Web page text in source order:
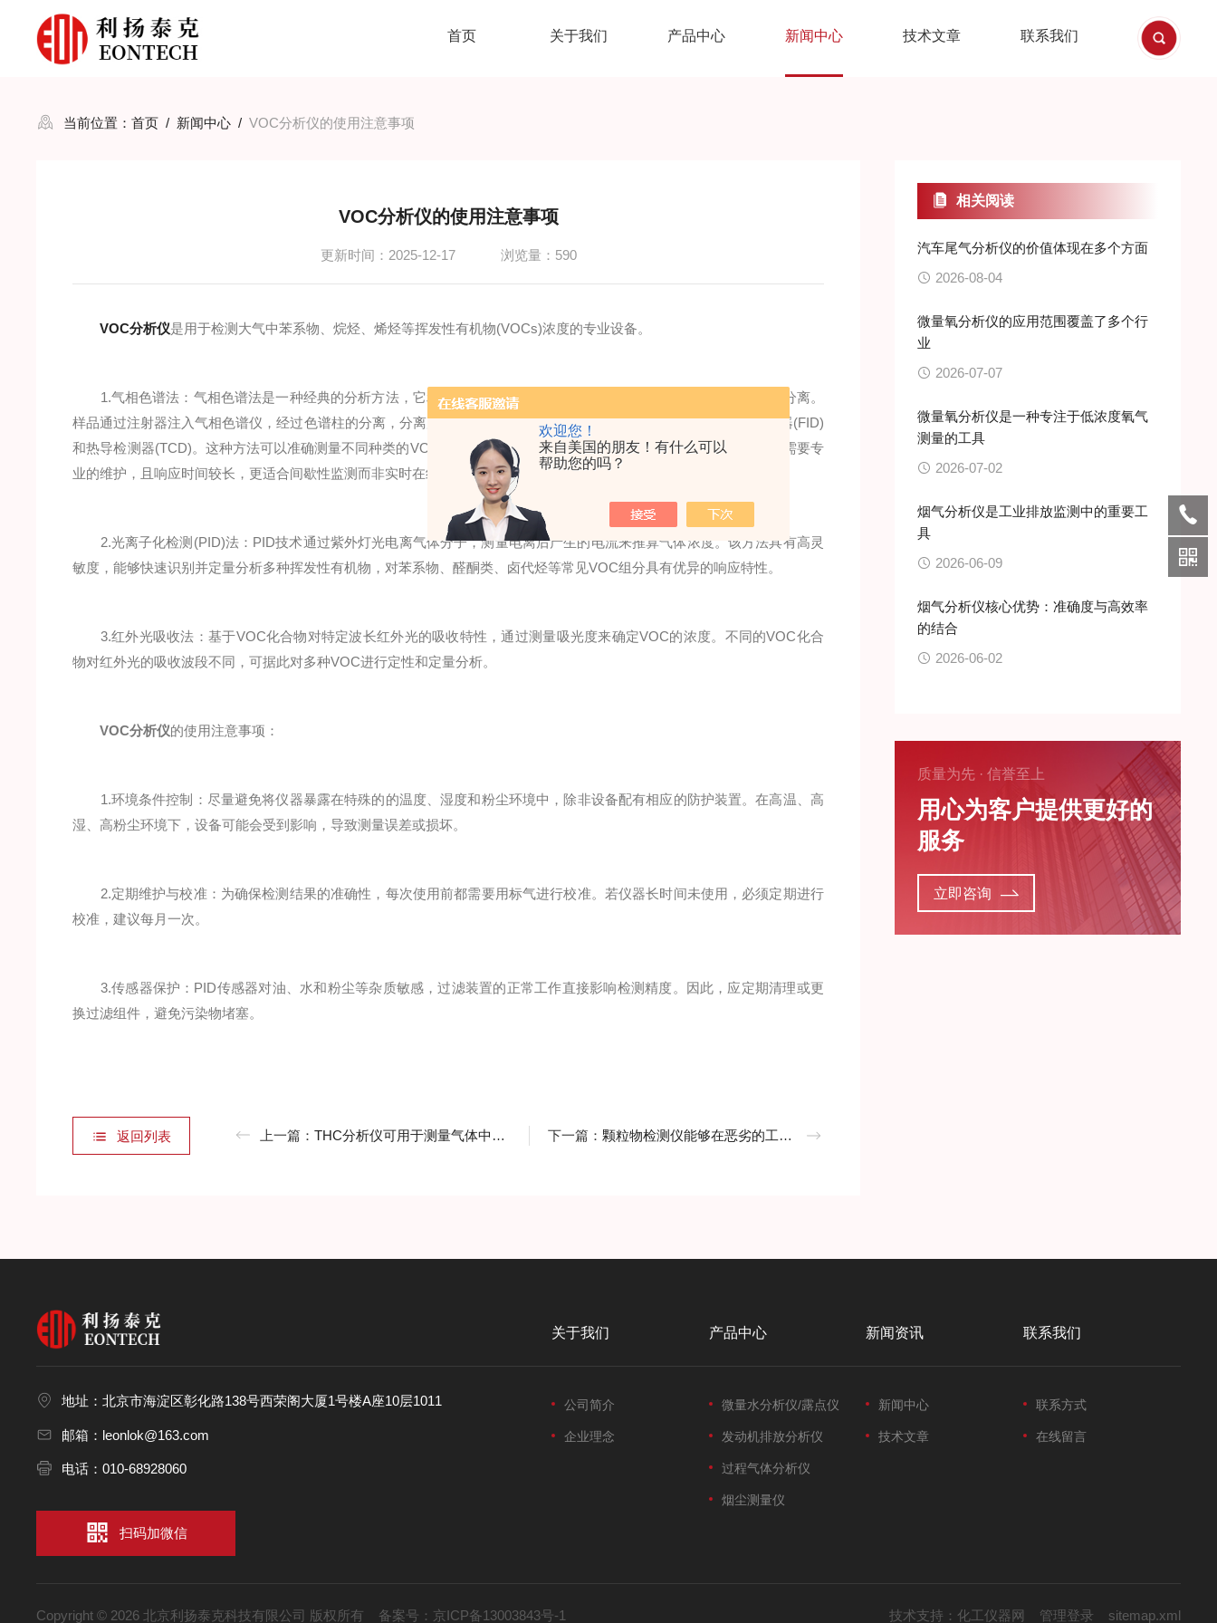
欢迎您！
来自美国的朋友！有什么可以
帮助您的吗？
首页 关于我们 产品中心 新闻中心 技术文章 联系我们
当前位置：首页 / 新闻中心 /VOC分析仪的使用注意事项
VOC分析仪的使用注意事项
更新时间：2025-12-17 浏览量：590
VOC分析仪是用于检测大气中苯系物、烷烃、烯烃等挥发性有机物(VOCs)浓度的专业设备。
1.气相色谱法：气相色谱法是一种经典的分析方法，它利用气体样品中各组分在色谱柱中分配的不同性质，来实现分离。
样品通过注射器注入气相色谱仪，经过色谱柱的分离，分离后的组分依次通过检测器。常见的检测器有火焰离子化检测器(FID)
和热导检测器(TCD)。这种方法可以准确测量不同种类的VOC，区分各组分，适用于多种VOC物质。不过其设备复杂，需要专
业的维护，且响应时间较长，更适合间歇性监测而非实时在线监测。
2.光离子化检测(PID)法：PID技术通过紫外灯光电离气体分子，测量电离后产生的电流来推算气体浓度。该方法具有高灵
敏度，能够快速识别并定量分析多种挥发性有机物，对苯系物、醛酮类、卤代烃等常见VOC组分具有优异的响应特性。
3.红外光吸收法：基于VOC化合物对特定波长红外光的吸收特性，通过测量吸光度来确定VOC的浓度。不同的VOC化合
物对红外光的吸收波段不同，可据此对多种VOC进行定性和定量分析。
VOC分析仪的使用注意事项：
1.环境条件控制：尽量避免将仪器暴露在特殊的的温度、湿度和粉尘环境中，除非设备配有相应的防护装置。在高温、高
湿、高粉尘环境下，设备可能会受到影响，导致测量误差或损坏。
2.定期维护与校准：为确保检测结果的准确性，每次使用前都需要用标气进行校准。若仪器长时间未使用，必须定期进行
校准，建议每月一次。
3.传感器保护：PID传感器对油、水和粉尘等杂质敏感，过滤装置的正常工作直接影响检测精度。因此，应定期清理或更
换过滤组件，避免污染物堵塞。
返回列表 上一篇：THC分析仪可用于测量气体中总碳氢化合物的含量 下一篇：颗粒物检测仪能够在恶劣的工作条件下正常工作
相关阅读
汽车尾气分析仪的价值体现在多个方面
2026-08-04
微量氧分析仪的应用范围覆盖了多个行
业
2026-07-07
微量氧分析仪是一种专注于低浓度氧气
测量的工具
2026-07-02
烟气分析仪是工业排放监测中的重要工
具
2026-06-09
烟气分析仪核心优势：准确度与高效率
的结合
2026-06-02
质量为先 · 信誉至上
用心为客户提供更好的
服务
立即咨询
地址：北京市海淀区彰化路138号西荣阁大厦1号楼A座10层1011
邮箱：leonlok@163.com
电话：010-68928060
扫码加微信
关于我们
公司简介
企业理念
产品中心
微量水分析仪/露点仪
发动机排放分析仪
过程气体分析仪
烟尘测量仪
新闻资讯
新闻中心
技术文章
联系我们
联系方式
在线留言
Copyright © 2026 北京利扬泰克科技有限公司 版权所有 备案号： 京ICP备13003843号-1 技术支持： 化工仪器网 管理登录 sitemap.xml